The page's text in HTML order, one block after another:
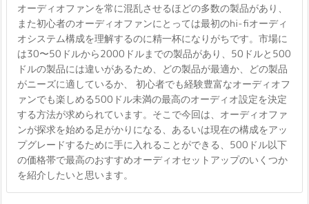
オーディオファンを常に混乱させるほどの多数の製品があり、
また初心者のオーディオファンにとっては最初のhi-fiオーディ
オシステム構成を理解するのに精一杯になりがちです。市場に
は30〜50ドルから2000ドルまでの製品があり、50ドルと500
ドルの製品には違いがあるため、どの製品が最適か、どの製品
がニーズに適しているか、 初心者でも経験豊富なオーディオフ
ァンでも楽しめる500ドル未満の最高のオーディオ設定を決定
する方法が求められています。そこで今回は、オーディオファ
ンが探求を始める足がかりになる、あるいは現在の構成をアッ
プグレードするために手に入れることができる、500ドル以下
の価格帯で最高のおすすめオーディオセットアップのいくつか
を紹介したいと思います。